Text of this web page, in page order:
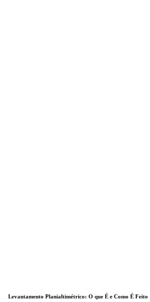
Levantamento Planialtimétrico: O que É e Como É Feito